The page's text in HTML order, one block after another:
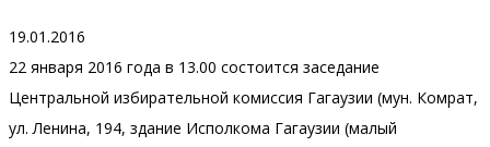
19.01.2016
22 января 2016 года в 13.00 состоится заседание
Центральной избирательной комиссия Гагаузии (мун. Комрат,
ул. Ленина, 194, здание Исполкома Гагаузии (малый